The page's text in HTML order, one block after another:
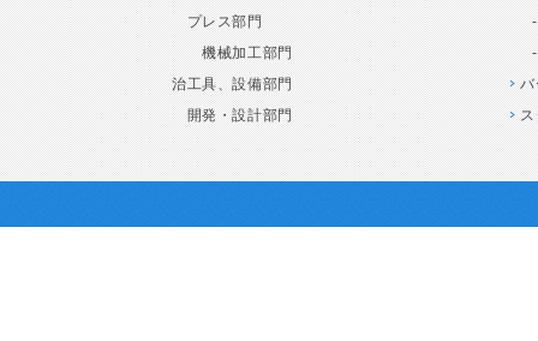
プレス部門
機械加工部門
治工具、設備部門
開発・設計部門
バ
ス